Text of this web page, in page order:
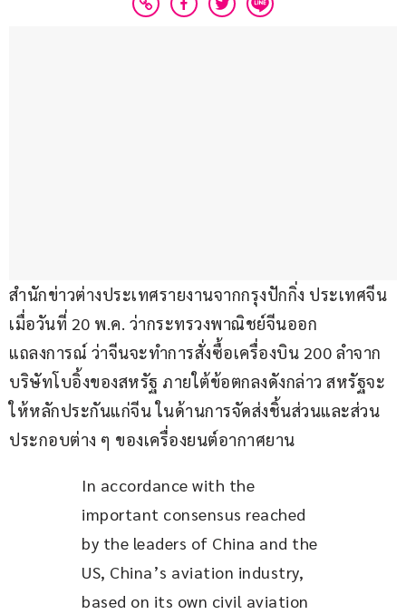
สำนักข่าวต่างประเทศรายงานจากกรุงปักกิ่ง ประเทศจีน
เมื่อวันที่ 20 พ.ค. ว่ากระทรวงพาณิชย์จีนออก
แถลงการณ์ ว่าจีนจะทำการสั่งซื้อเครื่องบิน 200 ลำจาก
บริษัทโบอิ้งของสหรัฐ ภายใต้ข้อตกลงดังกล่าว สหรัฐจะ
ให้หลักประกันแก่จีน ในด้านการจัดส่งชิ้นส่วนและส่วน
ประกอบต่าง ๆ ของเครื่องยนต์อากาศยาน
In accordance with the
important consensus reached
by the leaders of China and the
US, China’s aviation industry,
based on its own civil aviation